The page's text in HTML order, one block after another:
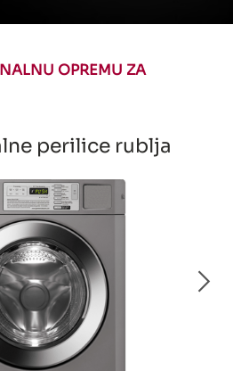
OPREMU ZA
perilice rublja